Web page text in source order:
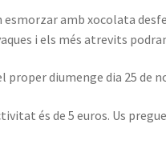
esmorzar amb xocolata
i els més atrevits
proper diumenge dia 25 de
és de 5 euros. Us